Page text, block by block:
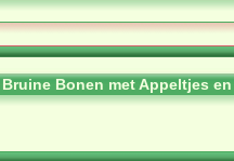
Bonen met Appeltjes